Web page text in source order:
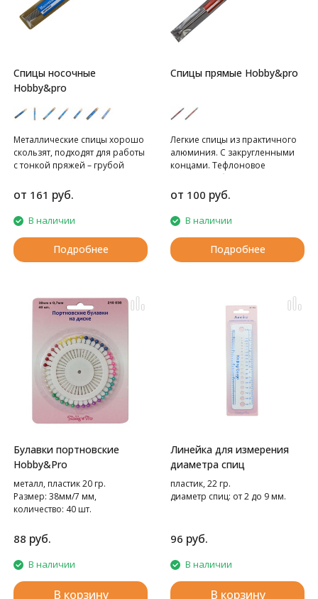
Спицы носочные
Hobby&pro
Металлические спицы хорошо
скользят, подходят для работы
с тонкой пряжей – грубой
немерсеризованного хлопка,
акриловой. Традиционно
используются для вязания
носков, чулков, гетр,
воротничков, рукавов, других
вещей и деталей в круговой
от 161 руб.
В наличии
Подробнее
Спицы прямые Hobby&pro
Легкие спицы из практичного
алюминия. С закругленными
концами. Тефлоновое
покрытие обеспечивает
гладкое скольжение пряжи.
Ограничитель на спице
препятствует соскальзыванию
петель.
от 100 руб.
В наличии
Подробнее
Булавки портновские
Hobby&Pro
металл, пластик 20 гр.
Размер: 38мм/7 мм,
количество: 40 шт.
88 руб.
В наличии
В корзину
Линейка для измерения
диаметра спиц
пластик, 22 гр.
диаметр спиц: от 2 до 9 мм.
96 руб.
В наличии
В корзину